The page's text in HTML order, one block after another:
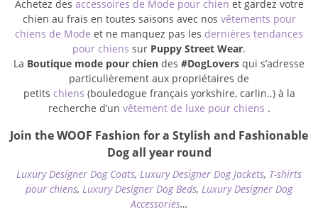
Achetez des accessoires de Mode pour chien et gardez votre
chien au frais en toutes saisons avec nos vêtements pour
chiens de Mode et ne manquez pas les dernières tendances
pour chiens sur Puppy Street Wear.
La Boutique mode pour chien des #DogLovers qui s’adresse
particulièrement aux propriétaires de
petits chiens (bouledogue français yorkshire, carlin..) à la
recherche d’un vêtement de luxe pour chiens .
Join the WOOF Fashion for a Stylish and Fashionable
Dog all year round
Luxury Designer Dog Coats, Luxury Designer Dog Jackets, T-shirts
pour chiens, Luxury Designer Dog Beds, Luxury Designer Dog
Accessories…